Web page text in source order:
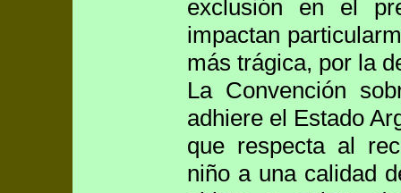
exclusión en el
impactan
más trágica, por la
La Convención
adhiere el Estado
que respecta al
niño a una calidad